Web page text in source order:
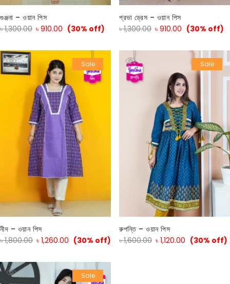
গুঞ্জনা – ওয়ান পিস
৳1,300.00 ৳ 910.00 (30% off)
প্রভা ড্রেস – ওয়ান পিস
৳1,300.00 ৳ 910.00 (30% off)
Sale
নীদ – ওয়ান পিস
৳1,800.00 ৳ 1,260.00 (30% off)
Sale
রুপন্তি – ওয়ান পিস
৳1,600.00 ৳ 1,120.00 (30% off)
Sale